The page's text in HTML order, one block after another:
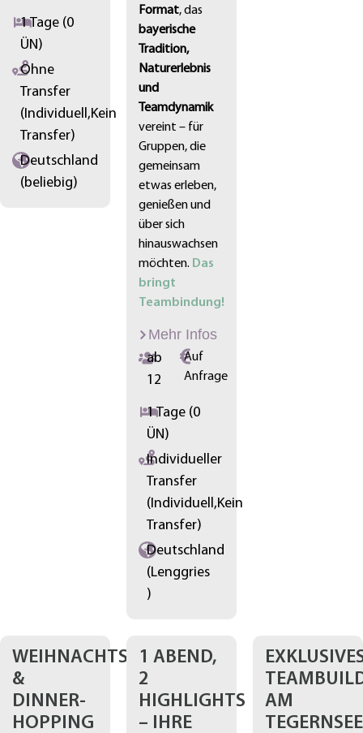
1 Tage (0
ÜN)
Ohne
Transfer
(Individuell,Kein
Transfer)
Deutschland
(beliebig)
Format, das
bayerische
Tradition,
Naturerlebnis
und
Teamdynamik
vereint – für
Gruppen, die
gemeinsam
etwas erleben,
genießen und
über sich
hinauswachsen
möchten. Das
bringt
Teambindung!
Mehr Infos
ab
12
Auf
Anfrage
1 Tage (0
ÜN)
Individueller
Transfer
(Individuell,Kein
Transfer)
Deutschland
(Lenggries
)
WEIHNACHTSRALLYE
&
DINNER-
HOPPING
1 ABEND,
2
HIGHLIGHTS
– IHRE
AM
TEGERNSEE